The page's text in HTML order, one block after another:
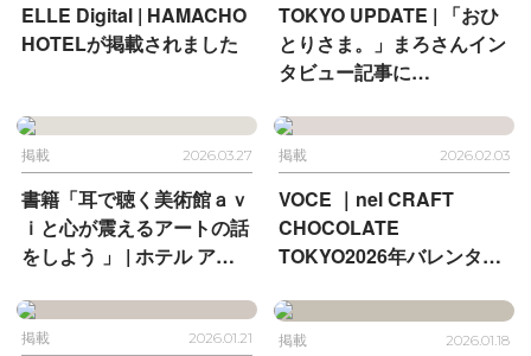
ELLE Digital | HAMACHO
HOTELが掲載されました
TOKYO UPDATE |
「おひ
とりさま。」まろさんイン
タビュー記事に
掲載 2026.03.27
書籍「耳で聴く美術館ａｖ
ｉと心が震えるアートの話
をしよう 」 | ホテル アン
ンテルーム 京都が掲載さ
れました
掲載 2026.02.03
VOCE ｜ nel CRAFT
CHOCOLATE
TOKYO2026年バレンタイ
掲載 2026.01.21 掲載 2026.01.18